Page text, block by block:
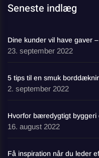
Seneste indlæg
Dine kunder vil have gaver
23. september 2022
5 tips til en smuk
2. september 2022
Hvorfor bæredygtigt byggeri
16. august 2022
Få inspiration når du leder